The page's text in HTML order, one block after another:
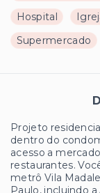
Hospital
Supermercado
Projeto
dentro do
acesso a
restaurantes.
metrô Vila
Paulo, incluindo a